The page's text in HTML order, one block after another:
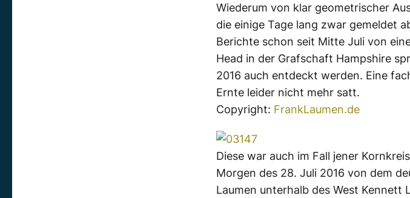
Wiederum von klar geometrischer
die einige Tage lang zwar gemeldet
Berichte schon seit Mitte Juli von
Head in der Grafschaft Hampshire
2016 auch entdeckt werden. Eine
Ernte leider nicht mehr satt.
Copyright: FrankLaumen.de
Diese war auch im Fall jener
Morgen des 28. Juli 2016 von dem
Laumen unterhalb des West Kennett